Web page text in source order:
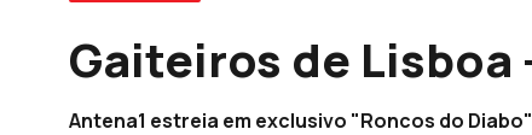
Gaiteiros de Lisboa
Antena1 estreia em exclusivo "Roncos do